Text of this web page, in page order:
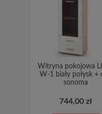
Witryna pokojowa
W-1 biały połysk +
sonoma
744,00 zł